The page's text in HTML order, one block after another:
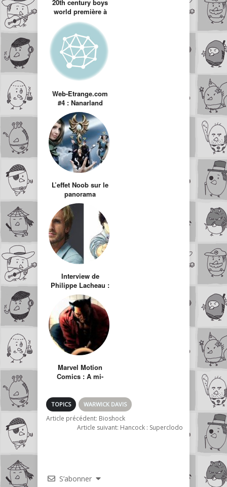
20th century boys
world première à
Paris
Web-Etrange.com
#4 : Nanarland
L’effet Noob sur le
panorama
télévisuel Français
Interview de
Philippe Lacheau :
Tout ce que vous
devez savoir sur
l’adaptation ciné
de Nicky Larson
Marvel Motion
Comics : A mi-
bande dessinée
TOPICS WARWICK DAVIS
Article précédent: Bioshock
Article suivant: Hancock : Superclodo
S’abonner